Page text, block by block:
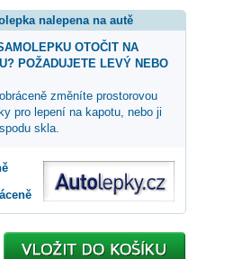
nalepena na autě
OTOČIT NA
POŽADUJETE LEVÝ NEBO
změníte prostorovou
pro lepení na kapotu, nebo ji
skla.